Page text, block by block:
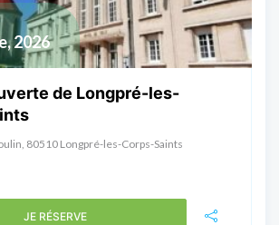
2026
de Longpré-les-
80510 Longpré-les-Corps-Saints
JE RÉSERVE